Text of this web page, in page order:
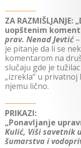
ZA
uopštenim
prav. Nenad Jevtić
je pitanje da li se
komentarom na
slučaju gde je
„izrekla“ u
njemu lično.
PRIKAZI:
„Ponavljanje
Kulić, Viši savetnik
šumarstva i